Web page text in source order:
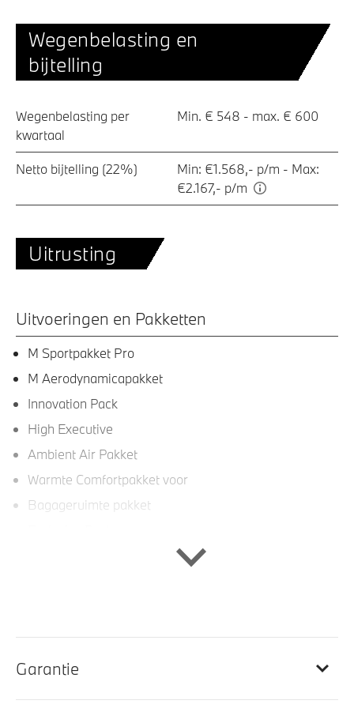
Wegenbelasting en
bijtelling
Wegenbelasting per
kwartaal
Min. € 548 - max. € 600
Netto bijtelling (22%)
Min: €1.568,- p/m - Max:
€2.167,- p/m
Uitrusting
Uitvoeringen en Pakketten
M Sportpakket Pro
M Aerodynamicapakket
Innovation Pack
High Executive
Ambient Air Pakket
Warmte Comfortpakket voor
Bagageruimte pakket
Interieur
Lederen bekleding
Glasapplicatie 'CraftedClarity' voor
Garantie